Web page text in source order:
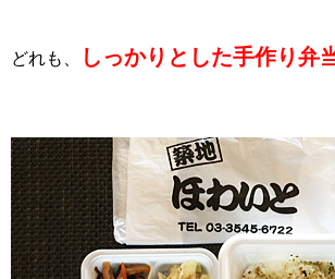
どれも、 しっかりとした手作り弁